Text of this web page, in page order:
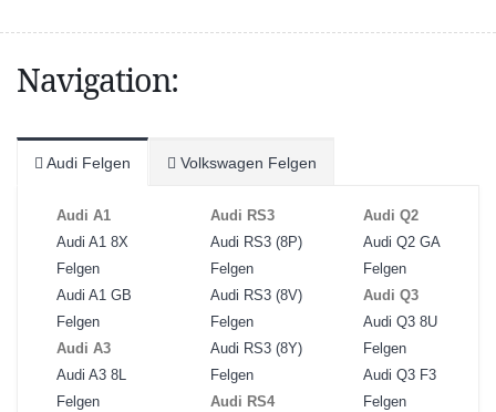
Navigation:
Audi Felgen Volkswagen Felgen
Audi A1
Audi A1 8X
Felgen
Audi A1 GB
Felgen
Audi A3
Audi A3 8L
Felgen
Audi RS3
Audi RS3 (8P)
Felgen
Audi RS3 (8V)
Felgen
Audi RS3 (8Y)
Felgen
Audi RS4
Audi Q2
Audi Q2 GA
Felgen
Audi Q3
Audi Q3 8U
Felgen
Audi Q3 F3
Felgen